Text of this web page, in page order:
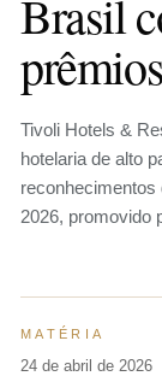
Brasil
Tivoli Hotels &
hotelaria de alto
reconhecimentos
2026, promovido
MATÉRIA
24 de abril de 2026